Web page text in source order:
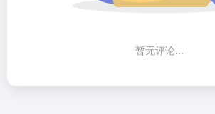
暂无评论...